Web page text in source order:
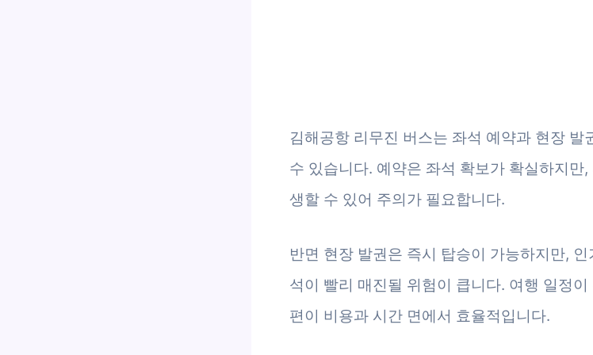
김해공항 리무진 버스는 좌석 예약과 현장 발
수 있습니다. 예약은 좌석 확보가 확실하지만
생할 수 있어 주의가 필요합니다.
반면 현장 발권은 즉시 탑승이 가능하지만,
석이 빨리 매진될 위험이 큽니다. 여행 일정
편이 비용과 시간 면에서 효율적입니다.